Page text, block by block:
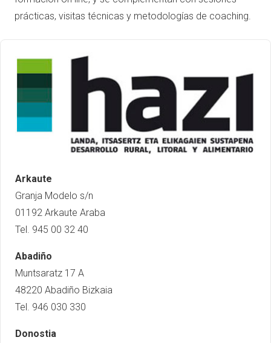
prácticas, visitas técnicas y metodologías de coaching.
Arkaute
Granja Modelo s/n
01192 Arkaute Araba
Tel. 945 00 32 40
Abadiño
Muntsaratz 17 A
48220 Abadiño Bizkaia
Tel. 946 030 330
Donostia